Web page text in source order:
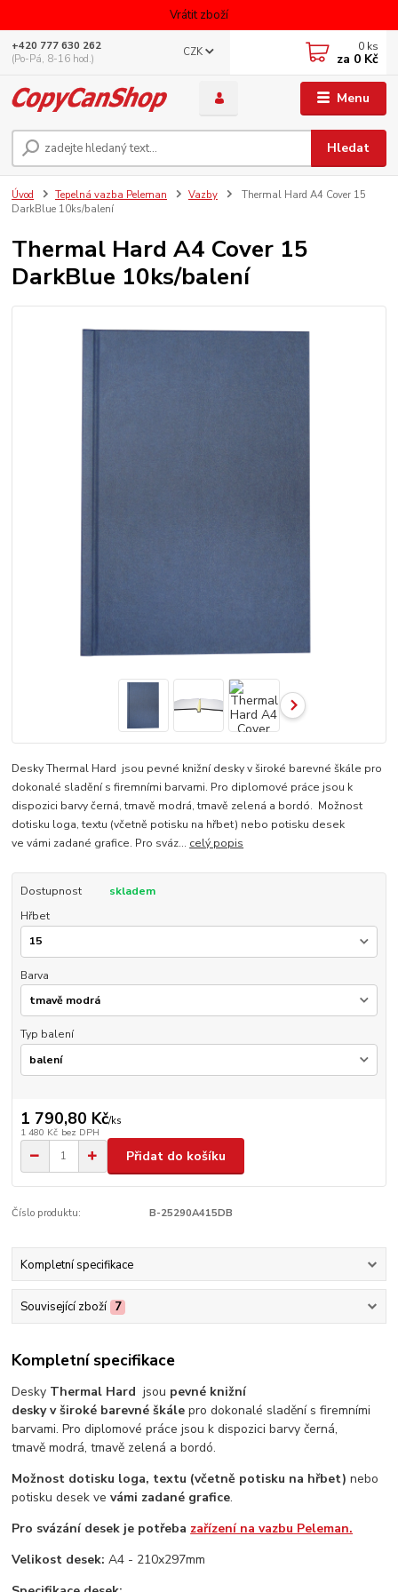
Vrátit zboží
Menu
CZK
Hledat
+420 777 630 262
(Po-Pá, 8-16 hod.)
0 ks
za 0 Kč
Úvod Tepelná vazba Peleman Vazby
Thermal Hard A4 Cover 15
DarkBlue 10ks/balení
Thermal Hard A4 Cover 15
DarkBlue 10ks/balení
Desky Thermal Hard jsou pevné knižní desky v široké barevné škále pro
dokonalé sladění s firemními barvami. Pro diplomové práce jsou k
dispozici barvy černá, tmavě modrá, tmavě zelená a bordó. Možnost
dotisku loga, textu (včetně potisku na hřbet) nebo potisku desek
ve vámi zadané grafice. Pro sváz... celý popis
Dostupnost
skladem
Hřbet
Barva
Typ balení
1 790,80 Kč/ks
1 480 Kč bez DPH
Přidat do košíku
Číslo produktu: B-25290A415DB
Kompletní specifikace
Související zboží 7
Kompletní specifikace
Desky Thermal Hard jsou pevné knižní
desky v široké barevné škále pro dokonalé sladění s firemními
barvami. Pro diplomové práce jsou k dispozici barvy černá,
tmavě modrá, tmavě zelená a bordó.
Možnost dotisku loga, textu (včetně potisku na hřbet) nebo
potisku desek vevámi zadané grafice.
Pro svázání desek je potřeba zařízení na vazbu Peleman.
Velikost desek: A4 - 210x297mm